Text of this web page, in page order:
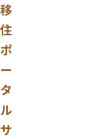
移
住
ポ
ー
タ
ル
サ